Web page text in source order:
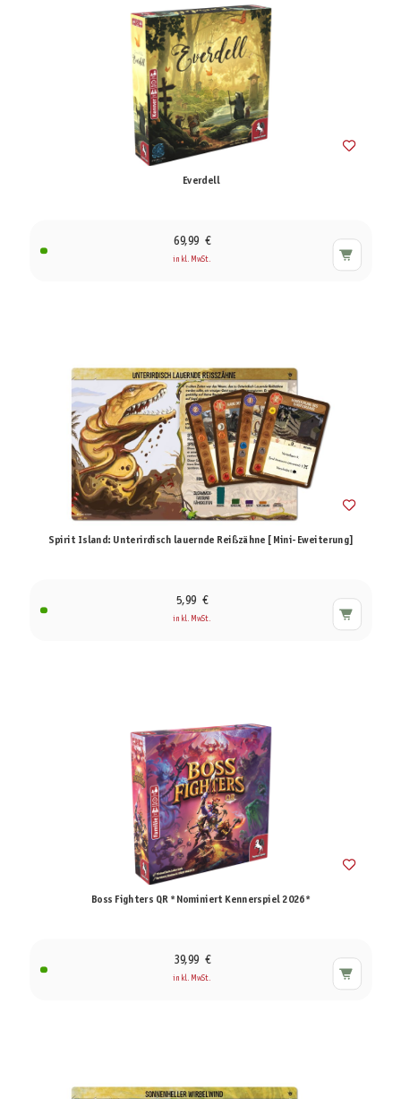
Everdell
69,99 €
inkl. MwSt.
Spirit Island: Unterirdisch lauernde Reißzähne [Mini-Eweiterung]
5,99 €
inkl. MwSt.
Boss Fighters QR *Nominiert Kennerspiel 2026*
39,99 €
inkl. MwSt.